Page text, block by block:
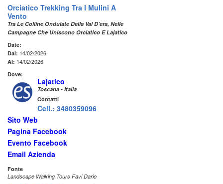
Orciatico Trekking Tra I Mulini A
Vento
Tra Le Colline Ondulate Della Val D’era, Nelle
Campagne Che Uniscono Orciatico E Lajatico
Date:
Dal: 14/02/2026
Al: 14/02/2026
Dove:
Lajatico
Toscana - Italia
Contatti
Cell.: 3480359096
Sito Web
Pagina Facebook
Evento Facebook
Email Azienda
Fonte
Landscape Walking Tours Favi Dario